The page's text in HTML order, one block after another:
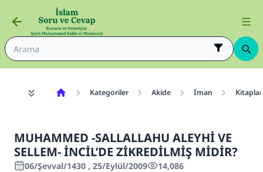
Kategoriler Akide İman
MUHAMMED -SALLALLAHU ALEYHİ VE
SELLEM- İNCİL’DE ZİKREDİLMİŞ MİDİR?
06/Şevval/1430 , 25/Eylül/2009 14,086